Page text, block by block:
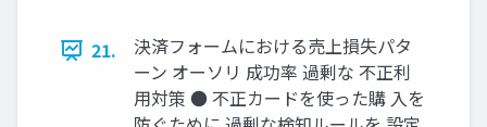
21.
決済フォームにおける売上損失パタ
ーン オーソリ 成功率 過剰な 不正利
用対策 ● 不正カードを使った購 入を